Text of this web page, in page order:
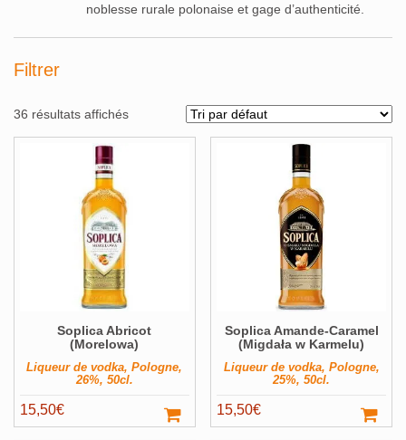
noblesse rurale polonaise et gage d’authenticité.
Filtrer
Alcools Bio
Bouteilles originales
Calendrier de l'avent
Coffrets Cadeau
Magnums et +
Pays Voir ▼
Producteur Voir ▼
Filter
36 résultats affichés
Soplica Abricot
(Morelowa)
Liqueur de vodka, Pologne,
26%, 50cl.
15,50€
Soplica Amande-Caramel
(Migdała w Karmelu)
Liqueur de vodka, Pologne,
25%, 50cl.
15,50€